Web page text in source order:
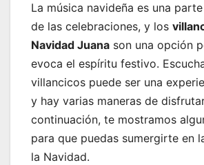
La música navideña es una
de las celebraciones, y los
Navidad Juana son una opción
evoca el espíritu festivo.
villancicos puede ser una
y hay varias maneras de
continuación, te mostramos
para que puedas sumergirte en
la Navidad.